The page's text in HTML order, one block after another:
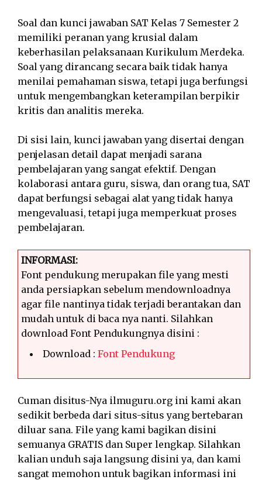
Soal dan kunci jawaban SAT Kelas 7 Semester 2
memiliki peranan yang krusial dalam
keberhasilan pelaksanaan Kurikulum Merdeka.
Soal yang dirancang secara baik tidak hanya
menilai pemahaman siswa, tetapi juga berfungsi
untuk mengembangkan keterampilan berpikir
kritis dan analitis mereka.
Di sisi lain, kunci jawaban yang disertai dengan
penjelasan detail dapat menjadi sarana
pembelajaran yang sangat efektif. Dengan
kolaborasi antara guru, siswa, dan orang tua, SAT
dapat berfungsi sebagai alat yang tidak hanya
mengevaluasi, tetapi juga memperkuat proses
pembelajaran.
INFORMASI:
Font pendukung merupakan file yang mesti
anda persiapkan sebelum mendownloadnya
agar file nantinya tidak terjadi berantakan dan
mudah untuk di baca nya nanti. Silahkan
download Font Pendukungnya disini :
Download : Font Pendukung
Cuman disitus-Nya ilmuguru.org ini kami akan
sedikit berbeda dari situs-situs yang bertebaran
diluar sana. File yang kami bagikan disini
semuanya GRATIS dan Super lengkap. Silahkan
kalian unduh saja langsung disini ya, dan kami
sangat memohon untuk bagikan informasi ini